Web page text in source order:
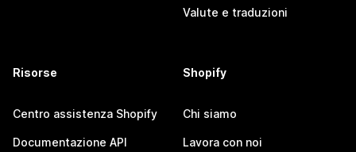
Valute e traduzioni
Risorse
Centro assistenza Shopify
Documentazione API
Shopify
Chi siamo
Lavora con noi